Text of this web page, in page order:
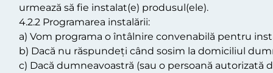
urmează să fie instalat(e) produsul(ele).
4.2.2 Programarea instalării:
a) Vom programa o întâlnire convenabilă pentru
b) Dacă nu răspundeți când sosim la domiciliul
c) Dacă dumneavoastră (sau o persoană